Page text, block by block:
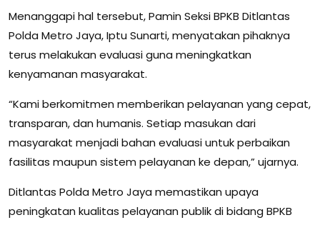
Menanggapi hal tersebut, Pamin Seksi BPKB Ditlantas
Polda Metro Jaya, Iptu Sunarti, menyatakan pihaknya
terus melakukan evaluasi guna meningkatkan
kenyamanan masyarakat.
“Kami berkomitmen memberikan pelayanan yang cepat,
transparan, dan humanis. Setiap masukan dari
masyarakat menjadi bahan evaluasi untuk perbaikan
fasilitas maupun sistem pelayanan ke depan,” ujarnya.
Ditlantas Polda Metro Jaya memastikan upaya
peningkatan kualitas pelayanan publik di bidang BPKB